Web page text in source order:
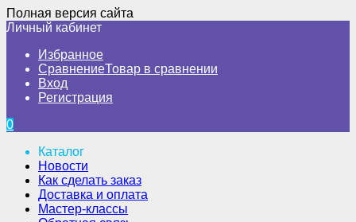
Полная версия сайта
Личный кабинет
Избранное
СравнениеТовар в сравнении
Вход
Регистрация
0
Каталог
Новости
Как сделать заказ
Доставка и оплата
Мастер-классы